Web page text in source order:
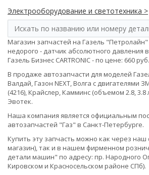
Электрооборудование и светотехника >
Магазин запчастей на Газель
недорого - датчик абсолютного давления
Газель Бизнес CARTRONIC - по цене: 660 руб.
В продаже автозапчасти для моделей
Валдай, Газон NEXT, Волга с двигателями
(4216), Крайслер, Камминс (объемом 2.8,
Эвотек.
Наша компания является официальным
автозапчастей "Газ" в Санкт-Петербурге.
Купить эту запчасть можно как через наш
магазин), так и в нашем фирменном
детали машин" по адресу: пр. Народного
Кировском и Красносельском районе СПб).